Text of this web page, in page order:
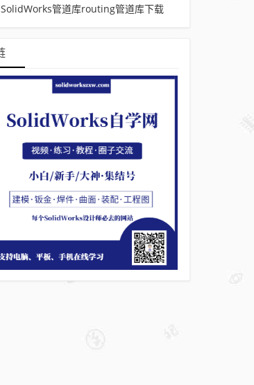
SolidWorks管道库routing管道库下载